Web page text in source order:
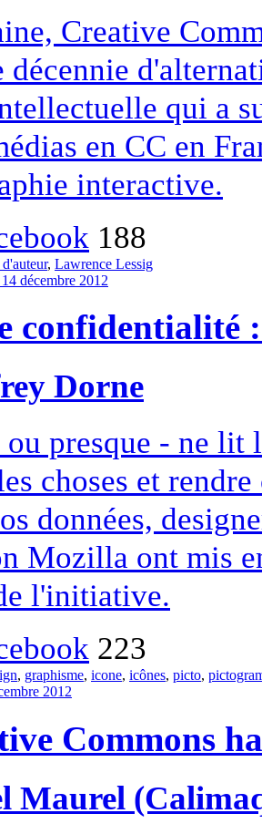
Creative
décennie
qui a
en CC en
interactive.
188
, Lawrence Lessig
14 décembre 2012
confidentialité
Dorne
ou presque - ne
choses et
données,
Mozilla ont mis
l'initiative.
223
, graphisme, icone, icônes, picto,
2012
Commons
Maurel